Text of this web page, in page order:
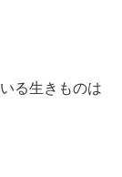
る生きものは